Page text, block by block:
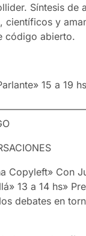
Síntesis de
científicos y
código abierto.
15 a 19
Copyleft» Con
13 a 14 hs»
debates en